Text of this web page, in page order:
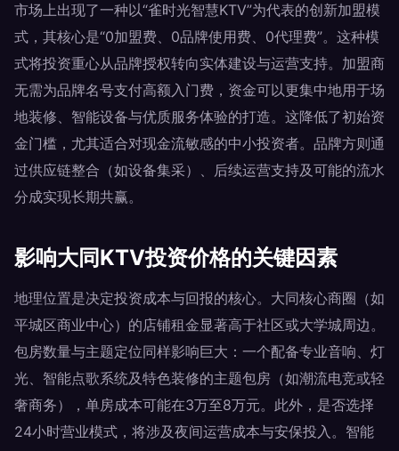
市场上出现了一种以“雀时光智慧KTV”为代表的创新加盟模
式，其核心是“0加盟费、0品牌使用费、0代理费”。这种模
式将投资重心从品牌授权转向实体建设与运营支持。加盟商
无需为品牌名号支付高额入门费，资金可以更集中地用于场
地装修、智能设备与优质服务体验的打造。这降低了初始资
金门槛，尤其适合对现金流敏感的中小投资者。品牌方则通
过供应链整合（如设备集采）、后续运营支持及可能的流水
分成实现长期共赢。
影响大同KTV投资价格的关键因素
地理位置是决定投资成本与回报的核心。大同核心商圈（如
平城区商业中心）的店铺租金显著高于社区或大学城周边。
包房数量与主题定位同样影响巨大：一个配备专业音响、灯
光、智能点歌系统及特色装修的主题包房（如潮流电竞或轻
奢商务），单房成本可能在3万至8万元。此外，是否选择
24小时营业模式，将涉及夜间运营成本与安保投入。智能